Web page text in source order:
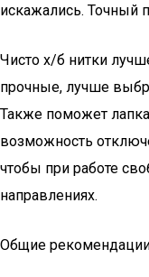
искажались. Точный
Чисто х/б нитки
прочные, лучше
Также поможет
возможность
чтобы при работе
направлениях.
Общие